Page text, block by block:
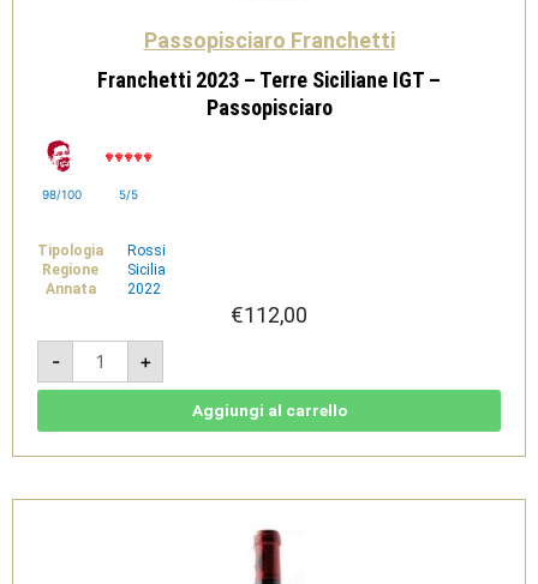
Passopisciaro Franchetti
Franchetti 2023 – Terre Siciliane IGT –
Passopisciaro
98/100 5/5
Tipologia
Rossi
Regione
Sicilia
Annata
2022
€112,00
-
Franchetti
2023
-
Terre
Passopisciaro
+
Aggiungi al carrello